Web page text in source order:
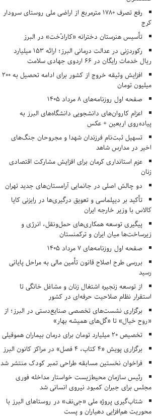
رفع تصرف ۱۷۸۰ مترمربع از اراضی ملی روستای سرودار
کرج
تأسیس هنرستان دخترانه «کارادُخت» در البرز
رکوردزنی در عدالت درمانی البرز؛ ارائه ۱۵۳ میلیارد
ریال خدمات رایگان در ۶۶ اردوی جهادی سلامت
افزایش وثیقه خروج از کشور برای ادامه تحصیل به ۲۰۰
میلیون تومان
صفحه اول روزنامه‌های 8 مرداد 1405
اعزام کاروان‌های دانشجویی دانشگاه‌های البرز به
پیاده‌روی اربعین + عکس
تسهیل ثبت‌نام فرزندان شهدا و مجروحان جنگ‌های
اخیر در مدارس شاهد
عزم استانداری کرمان برای افزایش مشارکت اقتصادی
زنان
دو چالش اصلی در جانمایی آرامستان‌های جدید تهران
تأکید بر دیپلماسی و تعویق درگیری‌ها در رایزنی کایا
کالاس با وزیر خارجه ایران
پیگیری توسعه همکاری‌های حمل‌ونقل، انرژی و
زیرساخت‌ها میان ایران و ترکمنستان
صفحه اول روزنامه‌های 7 مرداد 1405
بررسی طرح اصلاح قانون تأمین مالی به مراحل پایانی
رسید
از توسعه زنجیره اشتغال زنان و مشاغل خانگی تا
استقرار نظام صلاحیت حرفه‌ای در کشور
برگزاری نشست‌های تخصصی صنایع‌دستی در البرز؛ از
«روح خیال» تا «گل‌های همیشه بهار»
تخصیص ۲۰ میلیارد تومان برای درمان بیماران هموفیلی
برگزاری پویش «۴ کتاب، ۴ فصل» در مراکز کانون البرز
فراخوان نخستین مسابقه طراحی تمبر کودک منتشر شد
رئیس سازمان محیط‌زیست خواستار مداخله فوری
مجلس برای جبران کمبود نیروی انسانی شد
شتاب‌گیری پروژه ملی «جی‌نف» در روستاهای البرز با
محوریت هم‌افزایی دهیاران و پست